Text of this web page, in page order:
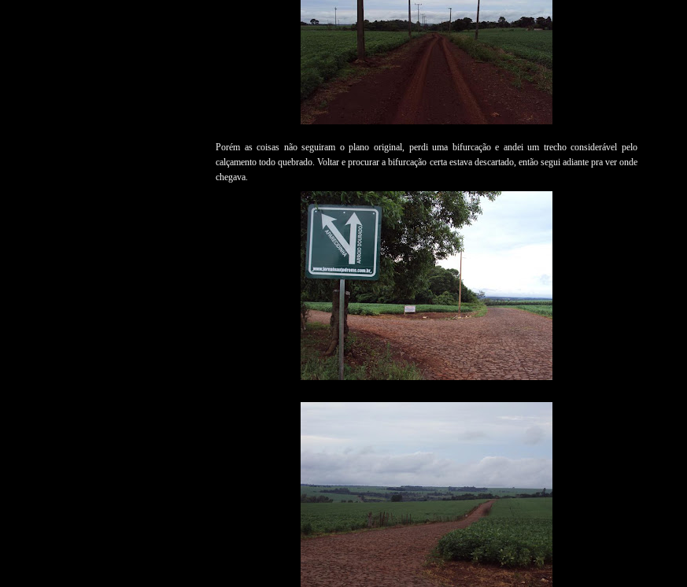
Porém as coisas não seguiram o plano original, perdi uma bifurcação e andei um trecho considerável pelo
calçamento todo quebrado. Voltar e procurar a bifurcação certa estava descartado, então segui adiante pra ver onde
chegava.